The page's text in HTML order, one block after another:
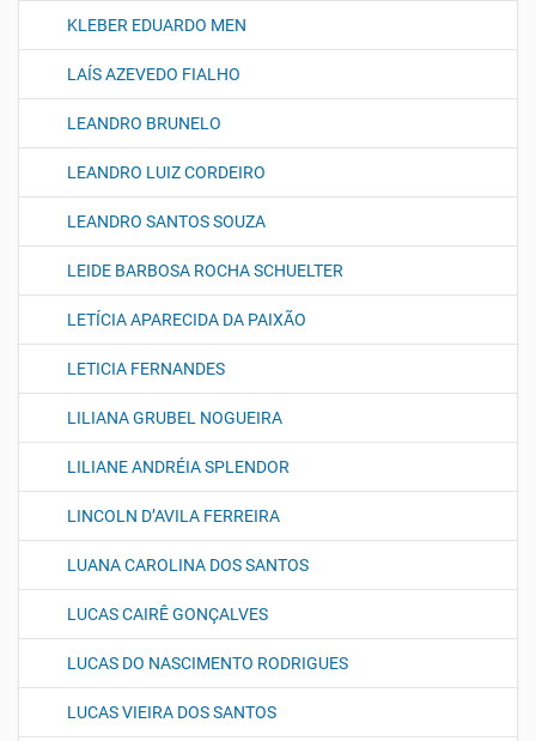
KLEBER EDUARDO MEN
LAÍS AZEVEDO FIALHO
LEANDRO BRUNELO
LEANDRO LUIZ CORDEIRO
LEANDRO SANTOS SOUZA
LEIDE BARBOSA ROCHA SCHUELTER
LETÍCIA APARECIDA DA PAIXÃO
LETICIA FERNANDES
LILIANA GRUBEL NOGUEIRA
LILIANE ANDRÉIA SPLENDOR
LINCOLN D’AVILA FERREIRA
LUANA CAROLINA DOS SANTOS
LUCAS CAIRÊ GONÇALVES
LUCAS DO NASCIMENTO RODRIGUES
LUCAS VIEIRA DOS SANTOS